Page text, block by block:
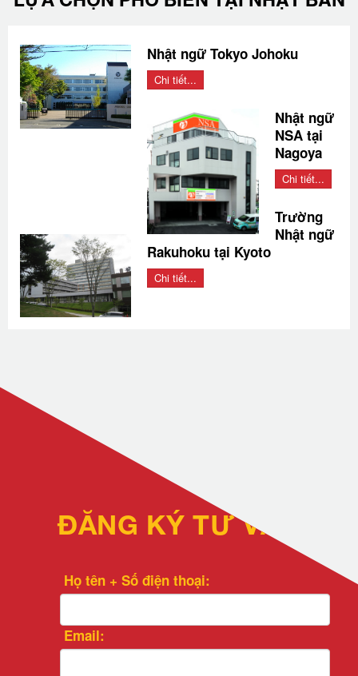
Nhật ngữ Tokyo Johoku
Chi tiết...
Nhật ngữ
NSA tại
Nagoya
Chi tiết...
Trường
Nhật ngữ
Rakuhoku tại Kyoto
Chi tiết...
ĐĂNG KÝ TƯ VẤN
Họ tên + Số điện thoại:
Email: